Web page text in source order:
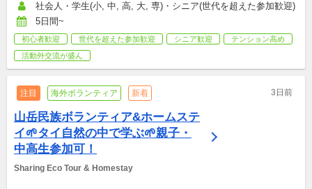
社会人・学生(小, 中, 高, 大, 専)・シニア(世代を超えた参加歓迎)
5日間~
初心者歓迎 世代を超えた参加歓迎 シニア歓迎
テンション高め
活動外交流が盛ん
注目 海外ボランティア 新着 3日前
山岳民族ボランティア&ホームステ
イ🌱タイ自然の中で学ぶ🌱親子・
中高生参加可！
Sharing Eco Tour & Homestay